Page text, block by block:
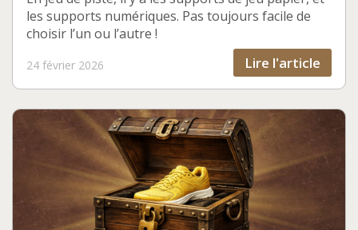
les supports numériques. Pas toujours facile de
choisir l’un ou l’autre !
24 février 2026 Lire l'article